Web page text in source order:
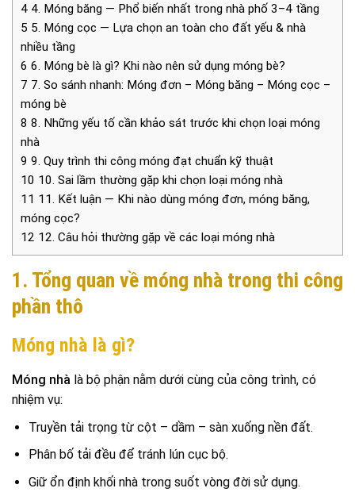
4 4. Móng băng — Phổ biến nhất trong nhà phố 3–4 tầng
5 5. Móng cọc — Lựa chọn an toàn cho đất yếu & nhà
nhiều tầng
6 6. Móng bè là gì? Khi nào nên sử dụng móng bè?
7 7. So sánh nhanh: Móng đơn – Móng băng – Móng cọc –
móng bè
8 8. Những yếu tố cần khảo sát trước khi chọn loại móng
nhà
9 9. Quy trình thi công móng đạt chuẩn kỹ thuật
10 10. Sai lầm thường gặp khi chọn loại móng nhà
11 11. Kết luận — Khi nào dùng móng đơn, móng băng,
móng cọc?
12 12. Câu hỏi thường gặp về các loại móng nhà
1. Tổng quan về móng nhà trong thi công
phần thô
Móng nhà là gì?
Móng nhà là bộ phận nằm dưới cùng của công trình, có
nhiệm vụ:
Truyền tải trọng từ cột – dầm – sàn xuống nền đất.
Phân bố tải đều để tránh lún cục bộ.
Giữ ổn định khối nhà trong suốt vòng đời sử dụng.